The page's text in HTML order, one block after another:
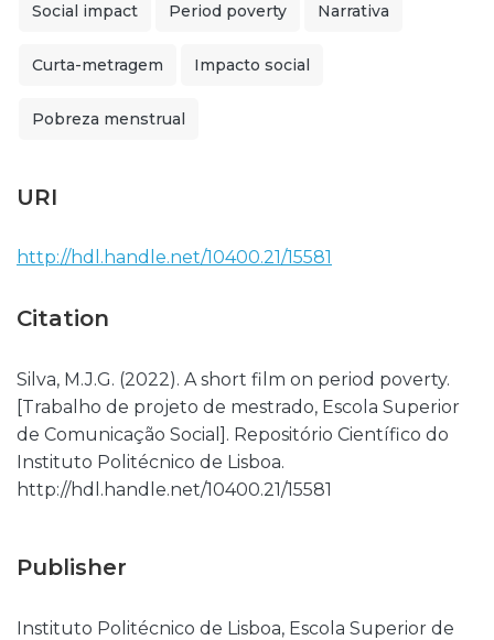
Social impact Period poverty Narrativa
Curta-metragem Impacto social
Pobreza menstrual
URI
http://hdl.handle.net/10400.21/15581
Citation
Silva, M.J.G. (2022). A short film on period poverty.
[Trabalho de projeto de mestrado, Escola Superior
de Comunicação Social]. Repositório Científico do
Instituto Politécnico de Lisboa.
http://hdl.handle.net/10400.21/15581
Publisher
Instituto Politécnico de Lisboa, Escola Superior de